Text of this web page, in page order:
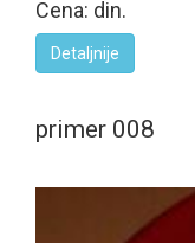
Cena: din.
Detaljnije
primer 008